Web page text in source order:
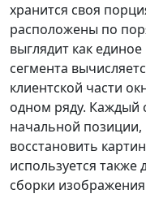
хранится своя
расположены по
выглядит как
сегмента
клиентской части
одном ряду. Каждый
начальной
восстановить
используется
сборки